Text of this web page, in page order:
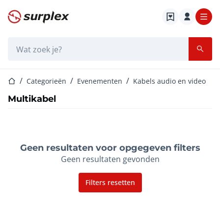
Startpagina
StartpaginaCategorieën Evenementen Kabels audio en video
Multikabel
Geen resultaten voor opgegeven filters
Geen resultaten gevonden
Filters resetten